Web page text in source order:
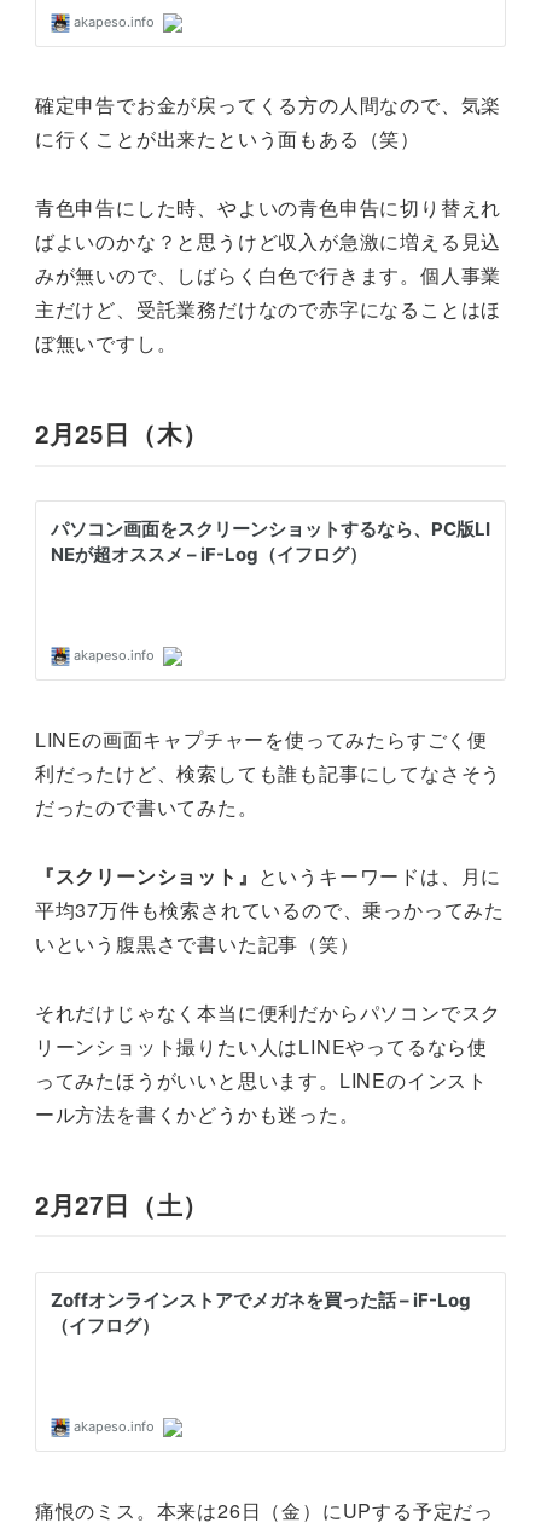
確定申告でお金が戻ってくる方の人間なので、気楽
に行くことが出来たという面もある（笑）
青色申告にした時、やよいの青色申告に切り替えれ
ばよいのかな？と思うけど収入が急激に増える見込
みが無いので、しばらく白色で行きます。個人事業
主だけど、受託業務だけなので赤字になることはほ
ぼ無いですし。
2月25日（木）
LINEの画面キャプチャーを使ってみたらすごく便
利だったけど、検索しても誰も記事にしてなさそう
だったので書いてみた。
『スクリーンショット』 というキーワードは、月に
平均37万件も検索されているので、乗っかってみた
いという腹黒さで書いた記事（笑）
それだけじゃなく本当に便利だからパソコンでスク
リーンショット撮りたい人はLINEやってるなら使
ってみたほうがいいと思います。LINEのインスト
ール方法を書くかどうかも迷った。
2月27日（土）
痛恨のミス。本来は26日（金）にUPする予定だっ